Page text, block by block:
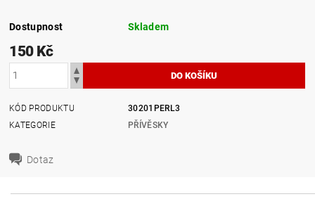
Dostupnost Skladem
150 Kč
KÓD PRODUKTU
30201PERL3
KATEGORIE
PŘÍVĚSKY
Dotaz